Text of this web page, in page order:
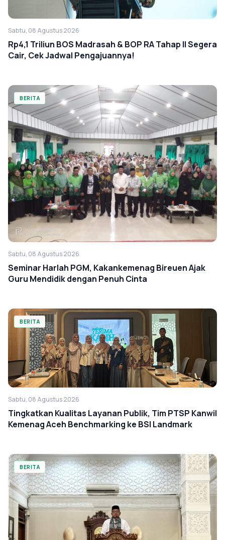
Sabtu, 08 Agustus 2026
Rp4,1 Triliun BOS Madrasah & BOP RA Tahap II Segera
Cair, Cek Jadwal Pengajuannya!
BERITA
Sabtu, 08 Agustus 2026
Seminar Harlah PGM, Kakankemenag Bireuen Ajak
Guru Mendidik dengan Penuh Cinta
BERITA
Sabtu, 08 Agustus 2026
Tingkatkan Kualitas Layanan Publik, Tim PTSP Kanwil
Kemenag Aceh Benchmarking ke BSI Landmark
BERITA